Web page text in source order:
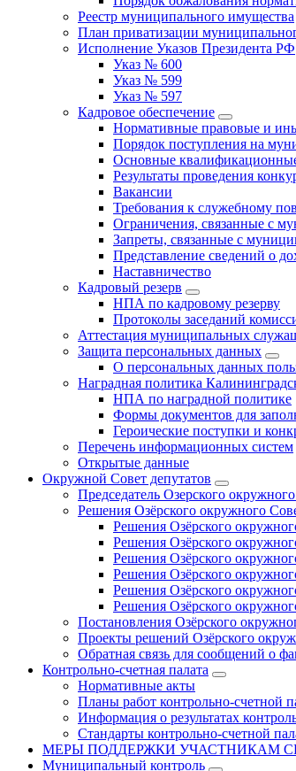
Реестр муниципального имущества
План приватизации
Исполнение Указов Президента РФ
Указ № 600
Указ № 599
Указ № 597
Кадровое обеспечение
Нормативные правовые и
Порядок поступления на
Основные
Результаты проведения
Вакансии
Требования к служебному
Ограничения, связанные с
Запреты, связанные с
Представление сведений о
Наставничество
Кадровый резерв
НПА по кадровому резерву
Протоколы заседаний
Аттестация муниципальных
Защита персональных данных
О персональных данных
Наградная политика
НПА по наградной политике
Формы документов для
Героические поступки и
Перечень информационных систем
Открытые данные
Окружной Совет депутатов
Председатель Озерского
Решения Озёрского окружного
Решения Озёрского
Решения Озёрского
Решения Озёрского
Решения Озёрского
Решения Озёрского
Решения Озёрского
Постановления Озёрского
Проекты решений Озёрского
Обратная связь для сообщений о
Контрольно-счетная палата
Нормативные акты
Планы работ контрольно-счетной
Информация о результатах
Стандарты контрольно-счетной
МЕРЫ ПОДДЕРЖКИ УЧАСТНИКАМ
Муниципальный контроль